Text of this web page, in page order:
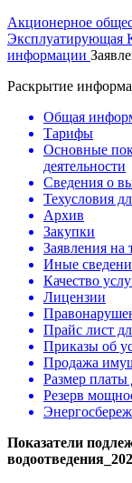
Акционерное
Эксплуатирующая
информации
Раскрытие
Общая
Тарифы
Основные
деятельности
Сведения о
Техусловия
Архив
Закупки
Заявления на
Иные
Качество
Лицензии
Прайс лист
Приказы об
Продажа
Размер платы
Резерв
Показатели